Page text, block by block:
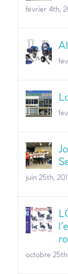
février 4th,
juin 25th,
octobre